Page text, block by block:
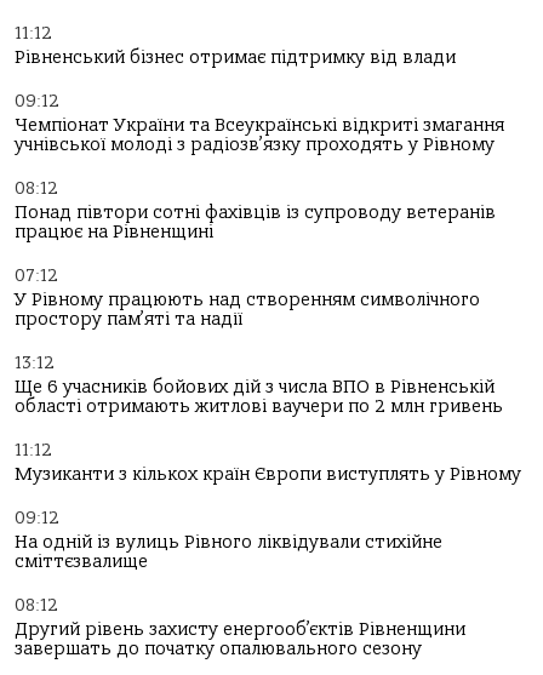
11:12
Рівненський бізнес отримає підтримку від влади
09:12
Чемпіонат України та Всеукраїнські відкриті змагання
учнівської молоді з радіозв’язку проходять у Рівному
08:12
Понад півтори сотні фахівців із супроводу ветеранів
працює на Рівненщині
07:12
У Рівному працюють над створенням символічного
простору пам’яті та надії
13:12
Ще 6 учасників бойових дій з числа ВПО в Рівненській
області отримають житлові ваучери по 2 млн гривень
11:12
Музиканти з кількох країн Європи виступлять у Рівному
09:12
На одній із вулиць Рівного ліквідували стихійне
сміттєзвалище
08:12
Другий рівень захисту енергооб’єктів Рівненщини
завершать до початку опалювального сезону